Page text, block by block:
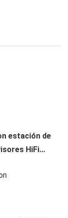
estación de
HiFi...